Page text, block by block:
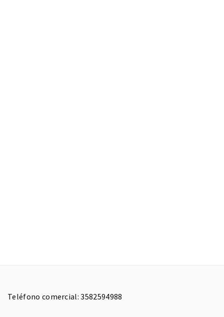
Teléfono comercial: 3582594988